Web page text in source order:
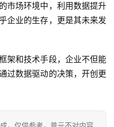
市场环境中，利用数据提升
企业的生存，更是其未来发
架和技术手段，企业不但能
过数据驱动的决策，开创更
，仅供参考，普元不对内容